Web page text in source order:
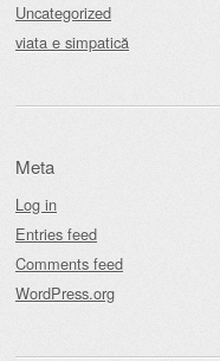
Uncategorized
viata e simpatică
Meta
Log in
Entries feed
Comments feed
WordPress.org